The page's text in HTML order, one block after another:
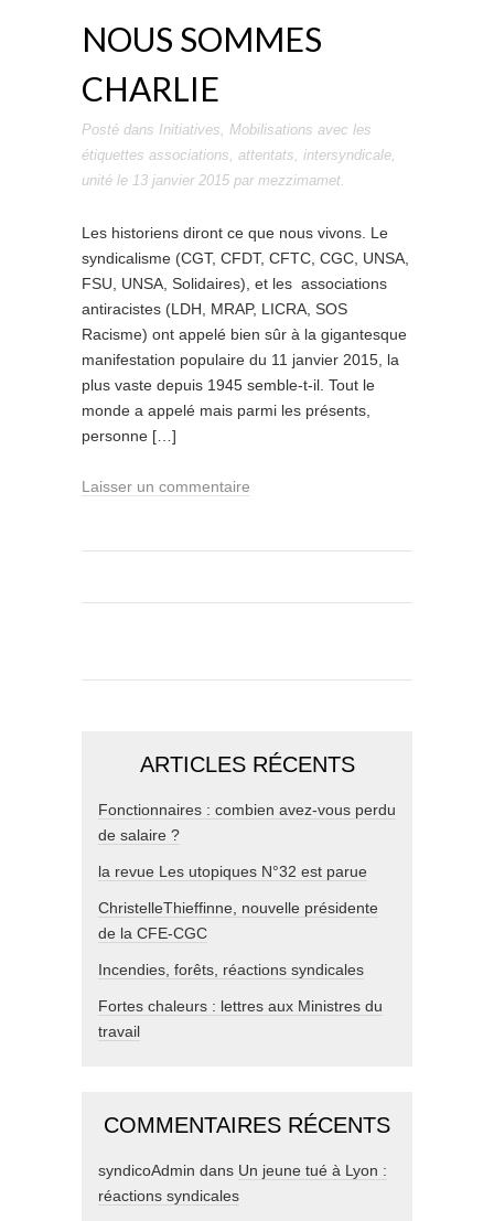
NOUS SOMMES
CHARLIE
Posté dans Initiatives, Mobilisations avec les
étiquettes associations, attentats, intersyndicale,
unité le 13 janvier 2015 par mezzimamet.
Les historiens diront ce que nous vivons. Le
syndicalisme (CGT, CFDT, CFTC, CGC, UNSA,
FSU, UNSA, Solidaires), et les associations
antiracistes (LDH, MRAP, LICRA, SOS
Racisme) ont appelé bien sûr à la gigantesque
manifestation populaire du 11 janvier 2015, la
plus vaste depuis 1945 semble-t-il. Tout le
monde a appelé mais parmi les présents,
personne […]
Laisser un commentaire
ARTICLES RÉCENTS
Fonctionnaires : combien avez-vous perdu
de salaire ?
la revue Les utopiques N°32 est parue
ChristelleThieffinne, nouvelle présidente
de la CFE-CGC
Incendies, forêts, réactions syndicales
Fortes chaleurs : lettres aux Ministres du
travail
COMMENTAIRES RÉCENTS
syndicoAdmin dans Un jeune tué à Lyon :
réactions syndicales